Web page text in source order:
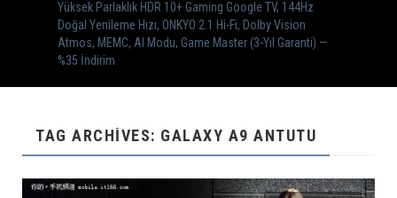
Yüksek Parlaklık HDR 10+ Gaming Google TV, 144Hz
Doğal Yenileme Hızı, ONKYO 2.1 Hi-Fi, Dolby Vision
Atmos, MEMC, AI Modu, Game Master (3-Yıl Garanti) —
%35 İndirim
TAG ARCHIVES: GALAXY A9 ANTUTU